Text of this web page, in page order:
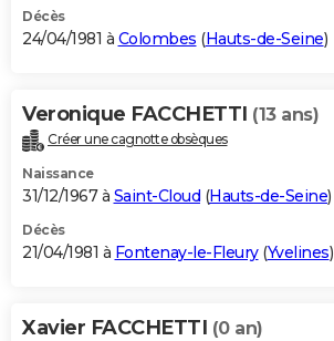
Décès
24/04/1981 à Colombes (Hauts-de-Seine)
Veronique FACCHETTI (13 ans)
Créer une cagnotte obsèques
Naissance
31/12/1967 à Saint-Cloud (Hauts-de-Seine)
Décès
21/04/1981 à Fontenay-le-Fleury(Yvelines)
Xavier FACCHETTI (0 an)